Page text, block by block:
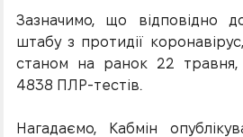
Зазначимо, що відповідно
штабу з протидії
станом на ранок 22 травня,
4838 ПЛР-тестів.
Нагадаємо, Кабмін